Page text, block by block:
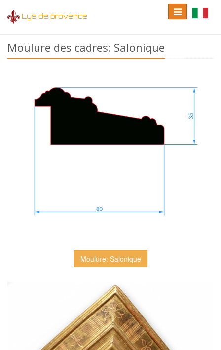
Lys de provence
language
Toggle
navigation
Moulure des cadres: Salonique
Moulure: Salonique